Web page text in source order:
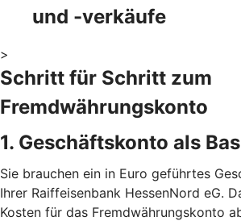
und -verkäufe
>
Schritt für Schritt zum
Fremdwährungskonto
1. Geschäftskonto als
Sie brauchen ein in Euro geführtes
Ihrer Raiffeisenbank HessenNord eG.
Kosten für das Fremdwährungskonto